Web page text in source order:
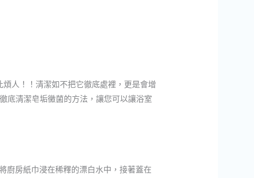
人！！清潔如不把它徹底處裡，更是會增
底清潔皂垢黴菌的方法，讓您可以讓浴室
廚房紙巾浸在稀釋的漂白水中 ， 接著蓋在